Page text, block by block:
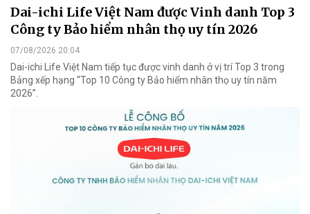
Dai-ichi Life Việt Nam được Vinh danh Top 3
Công ty Bảo hiểm nhân thọ uy tín 2026
07/08/2026 20:04
Dai-ichi Life Việt Nam tiếp tục được vinh danh ở vị trí Top 3 trong
Bảng xếp hạng “Top 10 Công ty Bảo hiểm nhân thọ uy tín năm
2026”.